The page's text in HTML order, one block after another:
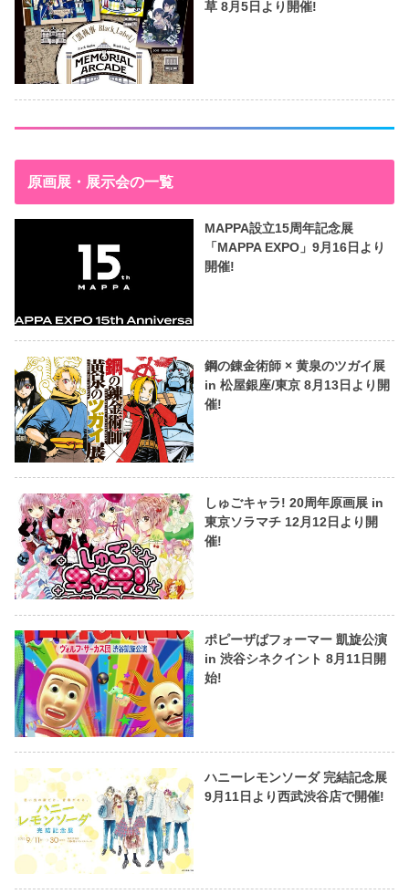
草 8月5日より開催!
原画展・展示会の一覧
MAPPA設立15周年記念展
「MAPPA EXPO」9月16日より
開催!
鋼の錬金術師 × 黄泉のツガイ展
in 松屋銀座/東京 8月13日より開
催!
しゅごキャラ! 20周年原画展 in
東京ソラマチ 12月12日より開
催!
ポピーザぱフォーマー 凱旋公演
in 渋谷シネクイント 8月11日開
始!
ハニーレモンソーダ 完結記念展
9月11日より西武渋谷店で開催!